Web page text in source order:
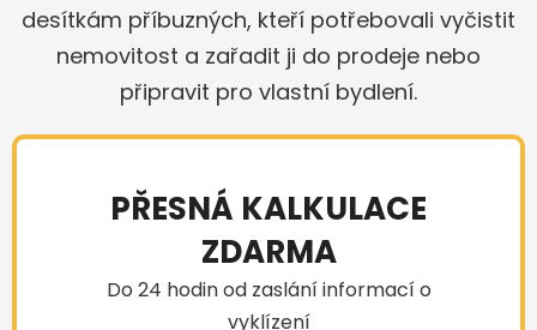
desítkám příbuzných, kteří potřebovali vyčistit
nemovitost a zařadit ji do prodeje nebo
připravit pro vlastní bydlení.
PŘESNÁ KALKULACE
ZDARMA
Do 24 hodin od zaslání informací o
vyklízení